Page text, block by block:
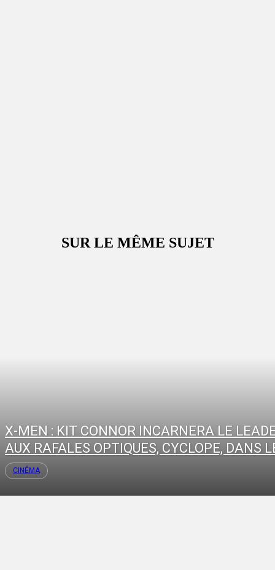
SUR LE MÊME SUJET
X-MEN : KIT CONNOR INCARNERA LE
AUX RAFALES OPTIQUES, CYCLOPE, DANS
CINÉMA